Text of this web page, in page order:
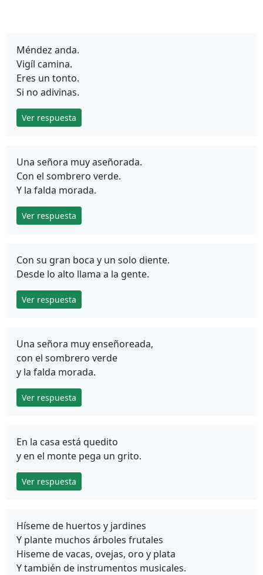
Méndez anda.
Vigíl camina.
Eres un tonto.
Si no adivinas.
Ver respuesta
Una señora muy aseñorada.
Con el sombrero verde.
Y la falda morada.
Ver respuesta
Con su gran boca y un solo diente.
Desde lo alto llama a la gente.
Ver respuesta
Una señora muy enseñoreada,
con el sombrero verde
y la falda morada.
Ver respuesta
En la casa está quedito
y en el monte pega un grito.
Ver respuesta
Híseme de huertos y jardines
Y plante muchos árboles frutales
Hiseme de vacas, ovejas, oro y plata
Y también de instrumentos musicales.